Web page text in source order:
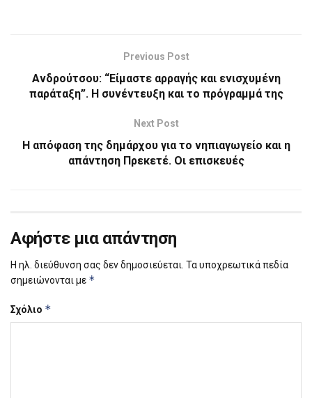
Previous Post
Ανδρούτσου: “Είμαστε αρραγής και ενισχυμένη
παράταξη”. Η συνέντευξη και το πρόγραμμά της
Next Post
Η απόφαση της δημάρχου για το νηπιαγωγείο και η
απάντηση Πρεκετέ. Οι επισκευές
Αφήστε μια απάντηση
Η ηλ. διεύθυνση σας δεν δημοσιεύεται. Τα υποχρεωτικά πεδία
σημειώνονται με *
Σχόλιο *